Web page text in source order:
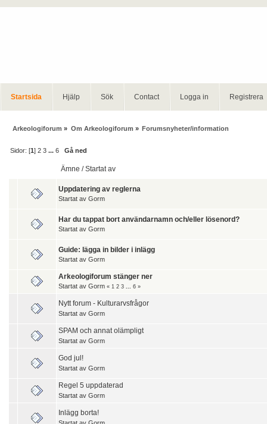
Startsida Hjälp Sök Contact Logga in Registrera
Arkeologiforum » Om Arkeologiforum » Forumsnyheter/information
Sidor: [1]2 3 ...6 Gå ned
Ämne /Startat av
Uppdatering av reglerna
Startat av Gorm
Har du tappat bort användarnamn och/eller lösenord?
Startat av Gorm
Guide: lägga in bilder i inlägg
Startat av Gorm
Arkeologiforum stänger ner
Startat av Gorm « 1 2 3 6 »
Nytt forum - Kulturarvsfrågor
Startat av Gorm
SPAM och annat olämpligt
Startat av Gorm
God jul!
Startat av Gorm
Regel 5 uppdaterad
Startat av Gorm
Inlägg borta!